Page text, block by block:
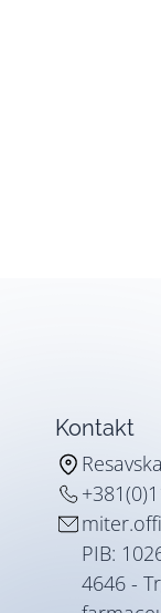
Kontakt
PIB:
4646 -